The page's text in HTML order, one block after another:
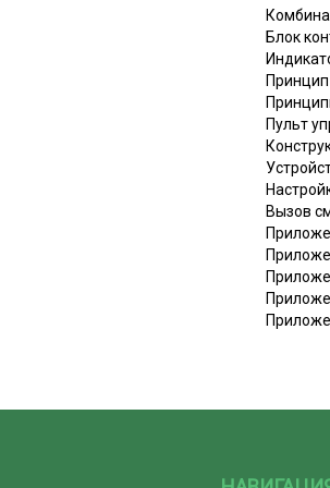
Блок
Принцип
Пульт
Вызов